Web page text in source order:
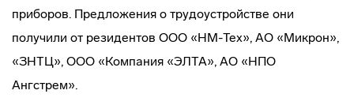
приборов. Предложения о трудоустройстве они
получили от резидентов ООО «НМ-Тех», АО «Микрон»,
«ЗНТЦ», ООО «Компания «ЭЛТА», АО «НПО
Ангстрем».